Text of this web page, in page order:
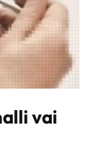
vai